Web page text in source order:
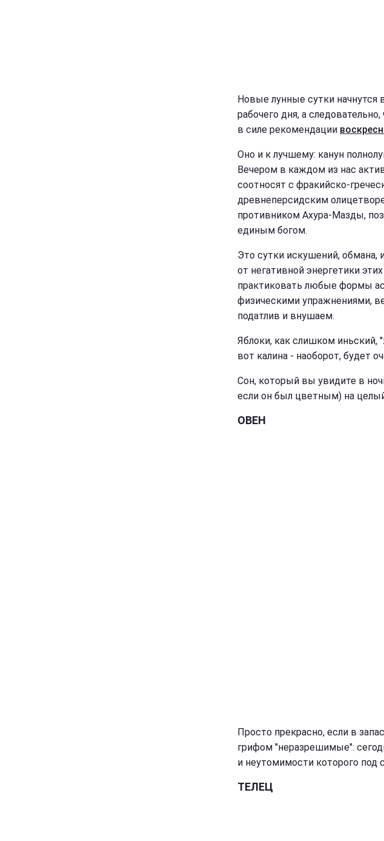
Новые лунные сутки начнутся
рабочего дня, а
в силе рекомендации
Оно и к лучшему: канун
Вечером в каждом из нас
соотносят с фракийско-
древнеперсидским
противником Ахура-Мазды,
единым богом.
Это сутки искушений, обмана,
от негативной энергетики
практиковать любые формы
физическими упражнениями,
податлив и внушаем.
Яблоки, как слишком иньский,
вот калина - наоборот, будет
Сон, который вы увидите в
если он был цветным) на
ОВЕН
Просто прекрасно, если в
грифом "неразрешимые":
и неутомимости которого под
ТЕЛЕЦ